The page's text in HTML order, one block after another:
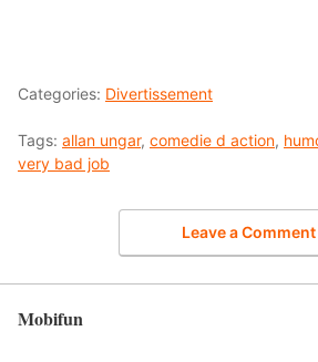
Categories: Divertissement
Tags: allan ungar, comedie d action,
very bad job
Leave a Comment
Mobifun